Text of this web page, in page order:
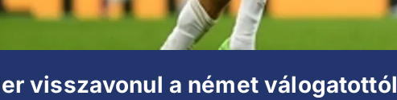
visszavonul a német válogatottól